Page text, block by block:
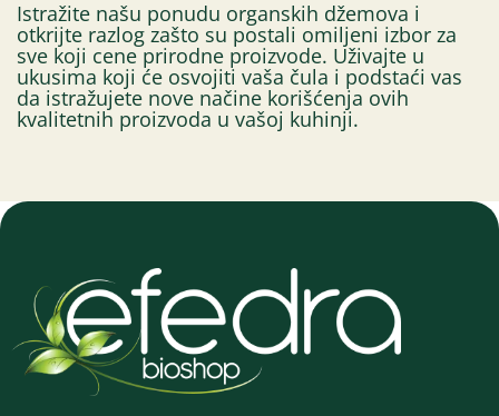
Istražite našu ponudu organskih džemova i
otkrijte razlog zašto su postali omiljeni izbor za
sve koji cene prirodne proizvode. Uživajte u
ukusima koji će osvojiti vaša čula i podstaći vas
da istražujete nove načine korišćenja ovih
kvalitetnih proizvoda u vašoj kuhinji.